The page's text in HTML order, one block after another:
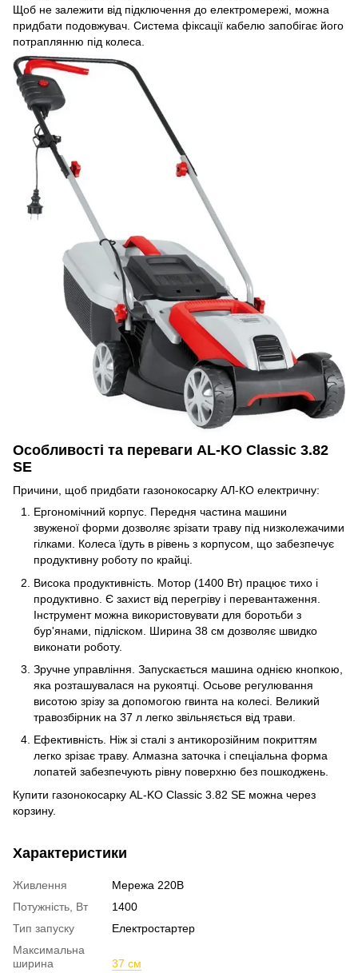
Щоб не залежити від підключення до електромережі, можна
придбати подовжувач. Система фіксації кабелю запобігає його
потраплянню під колеса.
Особливості та переваги AL-KO Classic 3.82
SE
Причини, щоб придбати газонокосарку АЛ-КО електричну:
Ергономічний корпус. Передня частина машини
звуженої форми дозволяє зрізати траву під низколежачими
гілками. Колеса їдуть в рівень з корпусом, що забезпечує
продуктивну роботу по крайці.
Висока продуктивність. Мотор (1400 Вт) працює тихо і
продуктивно. Є захист від перегріву і перевантаження.
Інструмент можна використовувати для боротьби з
бур'янами, підліском. Ширина 38 см дозволяє швидко
виконати роботу.
Зручне управління. Запускається машина однією кнопкою,
яка розташувалася на рукоятці. Осьове регулювання
висотою зрізу за допомогою гвинта на колесі. Великий
травозбірник на 37 л легко звільняється від трави.
Ефективність. Ніж зі сталі з антикорозійним покриттям
легко зрізає траву. Алмазна заточка і спеціальна форма
лопатей забезпечують рівну поверхню без пошкоджень.
Купити газонокосарку AL-KO Classic 3.82 SE можна через
корзину.
Характеристики
Живлення
Мережа 220В
Потужність, Вт
1400
Тип запуску
Електростартер
Максимальна
ширина
37 см